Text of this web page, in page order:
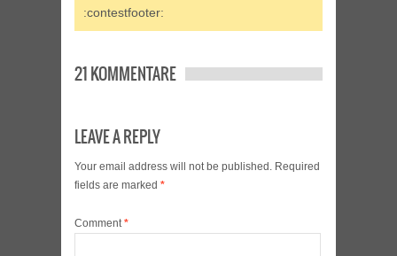
:contestfooter:
21 KOMMENTARE
LEAVE A REPLY
Your email address will not be published. Required
fields are marked *
Comment*